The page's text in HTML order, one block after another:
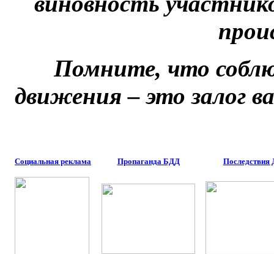
Помните, что
движения – это залог
Социальная реклама Пропаганда БДД